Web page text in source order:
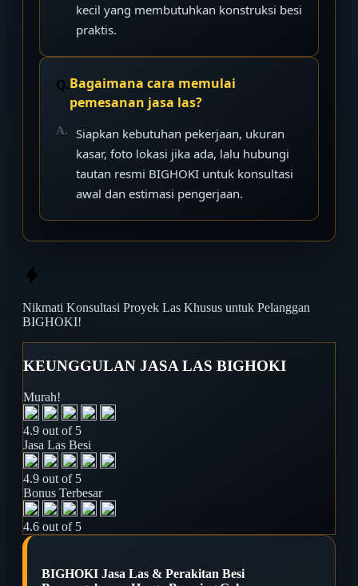
kecil yang membutuhkan konstruksi besi
praktis.
Bagaimana cara memulai
pemesanan jasa las?
Siapkan kebutuhan pekerjaan, ukuran
kasar, foto lokasi jika ada, lalu hubungi
tautan resmi BIGHOKI untuk konsultasi
awal dan estimasi pengerjaan.
Nikmati Konsultasi Proyek Las Khusus untuk Pelanggan
BIGHOKI!
KEUNGGULAN JASA LAS BIGHOKI
Murah!
4.9 out of 5
Jasa Las Besi
4.9 out of 5
Bonus Terbesar
4.6 out of 5
BIGHOKI Jasa Las & Perakitan Besi